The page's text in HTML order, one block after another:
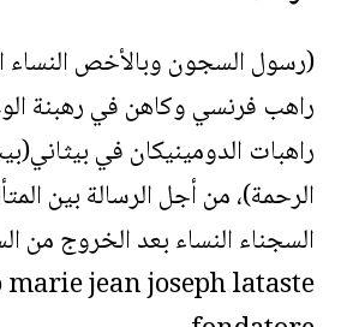
(رسول السجون وبالأخص النساء
راهب فرنسي وكاهن في رهبنة
راهبات الدومينيكان في
الرحمة)، من أجل الرسالة بين
السجناء النساء بعد الخروج من
marie jean joseph lataste